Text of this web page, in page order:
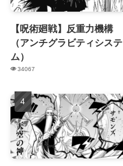
【呪術廻戦】反重力機構
（アンチグラビティシステ
ム）
34067